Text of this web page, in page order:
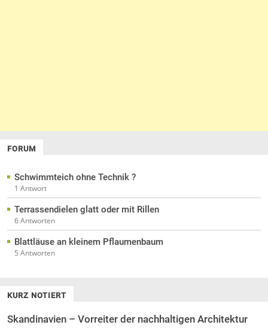
FORUM
Schwimmteich ohne Technik ?
1 Antwort
Terrassendielen glatt oder mit Rillen
6 Antworten
Blattläuse an kleinem Pflaumenbaum
5 Antworten
KURZ NOTIERT
Skandinavien – Vorreiter der nachhaltigen Architektur